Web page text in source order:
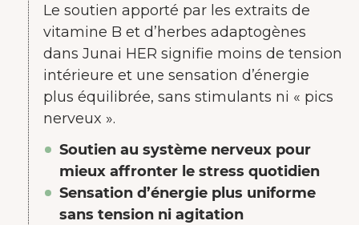
Le soutien apporté par les extraits de
vitamine B et d’herbes adaptogènes
dans Junai HER signifie moins de tension
intérieure et une sensation d’énergie
plus équilibrée, sans stimulants ni « pics
nerveux ».
Soutien au système nerveux pour
mieux affronter le stress quotidien
Sensation d’énergie plus uniforme
sans tension ni agitation